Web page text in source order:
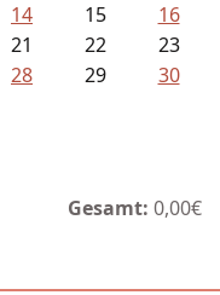
14 15
16
21 22
23
28 29
30
Gesamt: 0,00€